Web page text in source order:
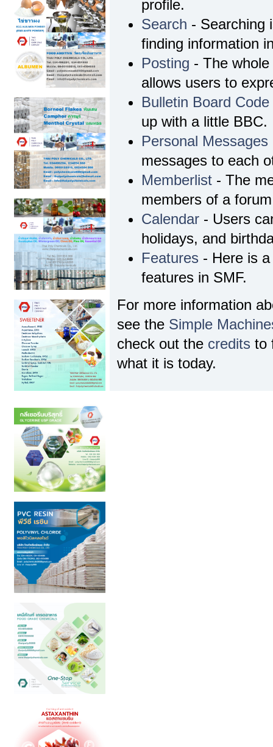
profile.
Search - Searching
finding information
Posting - The
allows users to
Bulletin Board
up with a little BBC.
Personal Messages
messages to each
Memberlist - The
members of a
Calendar - Users
holidays, and
Features - Here is
features in SMF.
For more information
see the Simple
check out the credits to
what it is today.